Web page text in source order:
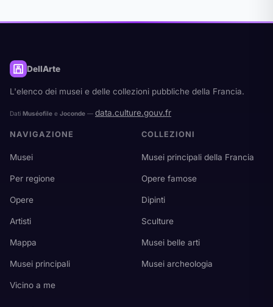
DellArte
L'elenco dei musei e delle collezioni pubbliche della Francia.
Dati Muséofile e Joconde — data.culture.gouv.fr
NAVIGAZIONE
Musei
Per regione
Opere
Artisti
Mappa
Musei principali
Vicino a me
COLLEZIONI
Musei principali della Francia
Opere famose
Dipinti
Sculture
Musei belle arti
Musei archeologia